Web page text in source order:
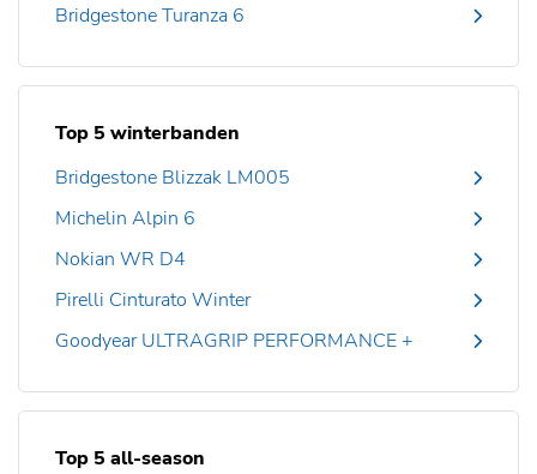
Bridgestone Turanza 6
Top 5 winterbanden
Bridgestone Blizzak LM005
Michelin Alpin 6
Nokian WR D4
Pirelli Cinturato Winter
Goodyear ULTRAGRIP PERFORMANCE +
Top 5 all-season